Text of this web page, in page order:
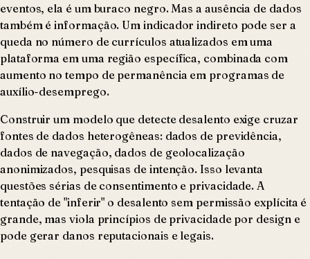
eventos, ela é um buraco negro. Mas a ausência de dados
também é informação. Um indicador indireto pode ser a
queda no número de currículos atualizados em uma
plataforma em uma região específica, combinada com
aumento no tempo de permanência em programas de
auxílio-desemprego.
Construir um modelo que detecte desalento exige cruzar
fontes de dados heterogêneas: dados de previdência,
dados de navegação, dados de geolocalização
anonimizados, pesquisas de intenção. Isso levanta
questões sérias de consentimento e privacidade. A
tentação de "inferir" o desalento sem permissão explícita é
grande, mas viola princípios de privacidade por design e
pode gerar danos reputacionais e legais.